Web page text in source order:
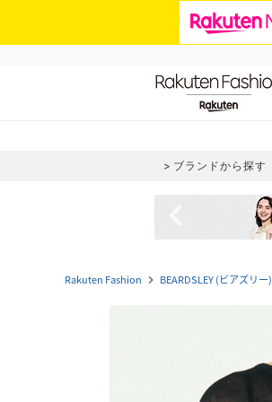
ブランドから探す
Rakuten Fashion navigate_next BEARDSLEY (ビアズリー)